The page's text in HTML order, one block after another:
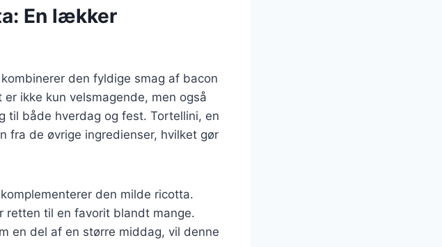
En lækker
den fyldige smag af bacon
ikke kun velsmagende, men også
til både hverdag og fest. Tortellini, en
fra de øvrige ingredienser, hvilket gør
den milde ricotta.
retten til en favorit blandt mange.
en del af en større middag, vil denne